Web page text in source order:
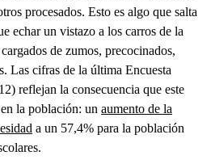
procesados. Esto es algo que salta
echar un vistazo a los carros de la
de zumos, precocinados,
Las cifras de la última Encuesta
reflejan la consecuencia que este
la población: un aumento de la
a un 57,4% para la población